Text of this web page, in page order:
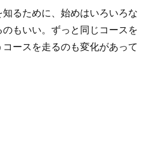
るために、始めはいろいろな
もいい。ずっと同じコースを
ースを走るのも変化があって